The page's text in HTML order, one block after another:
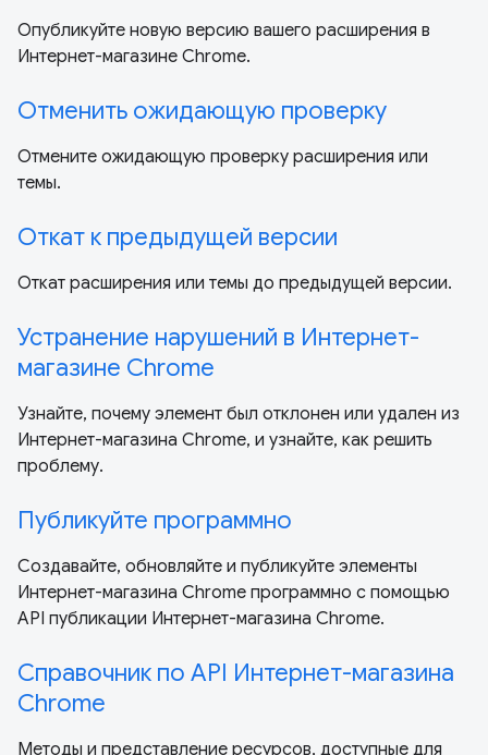
Опубликуйте новую версию вашего расширения в
Интернет-магазине Chrome.
Отменить ожидающую проверку
Отмените ожидающую проверку расширения или
темы.
Откат к предыдущей версии
Откат расширения или темы до предыдущей версии.
Устранение нарушений в Интернет-
магазине Chrome
Узнайте, почему элемент был отклонен или удален из
Интернет-магазина Chrome, и узнайте, как решить
проблему.
Публикуйте программно
Создавайте, обновляйте и публикуйте элементы
Интернет-магазина Chrome программно с помощью
API публикации Интернет-магазина Chrome.
Справочник по API Интернет-магазина
Chrome
Методы и представление ресурсов, доступные для